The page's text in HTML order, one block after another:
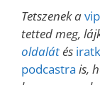
Tetszenek a
tetted meg,
oldalátés
podcastra is,